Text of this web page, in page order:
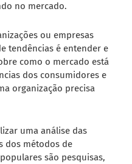
no mercado.
ou empresas
tendências é entender e
como o mercado está
dos consumidores e
organização precisa
uma análise das
dos métodos de
são pesquisas,